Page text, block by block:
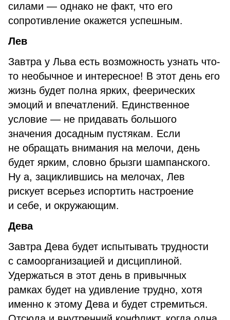
силами — однако не факт, что его
сопротивление окажется успешным.
Лев
Завтра у Льва есть возможность узнать что-
то необычное и интересное! В этот день его
жизнь будет полна ярких, феерических
эмоций и впечатлений. Единственное
условие — не придавать большого
значения досадным пустякам. Если
не обращать внимания на мелочи, день
будет ярким, словно брызги шампанского.
Ну а, зациклившись на мелочах, Лев
рискует всерьез испортить настроение
и себе, и окружающим.
Дева
Завтра Дева будет испытывать трудности
с самоорганизацией и дисциплиной.
Удержаться в этот день в привычных
рамках будет на удивление трудно, хотя
именно к этому Дева и будет стремиться.